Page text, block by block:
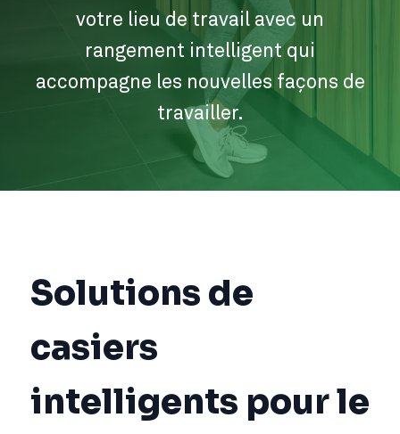
votre lieu de travail avec un
rangement intelligent qui
accompagne les nouvelles façons de
travailler.
Solutions de
casiers
intelligents pour le